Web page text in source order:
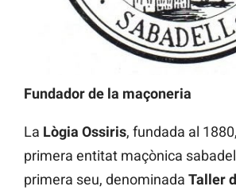
Fundador de la maçoneria
La Lògia Ossiris, fundada al
primera entitat maçònica
primera seu, denominada Taller